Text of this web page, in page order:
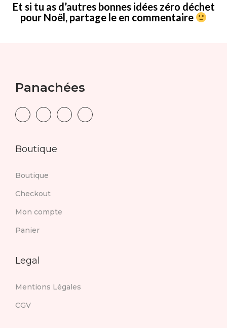
Et si tu as d’autres bonnes idées zéro déchet
pour Noël, partage le en commentaire
Panachées
Boutique
Boutique
Checkout
Mon compte
Panier
Legal
Mentions Légales
CGV